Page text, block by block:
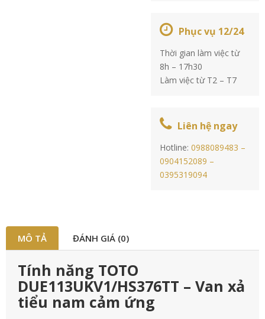
Phục vụ 12/24
Thời gian làm việc từ
8h – 17h30
Làm việc từ T2 – T7
Liên hệ ngay
Hotline:0988089483 –
0904152089 –
0395319094
MÔ TẢ ĐÁNH GIÁ (0)
Tính năng TOTO
DUE113UKV1/HS376TT – Van xả
tiểu nam cảm ứng